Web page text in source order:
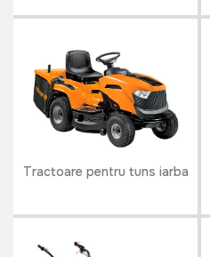
Tractoare pentru tuns iarba